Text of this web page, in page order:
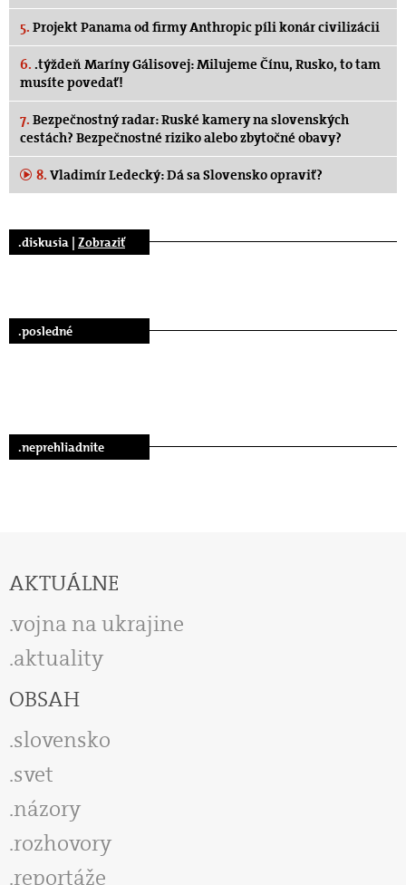
5. Projekt Panama od firmy Anthropic píli konár civilizácii
6. .týždeň Maríny Gálisovej: Milujeme Čínu, Rusko, to tam
musíte povedať!
7. Bezpečnostný radar: Ruské kamery na slovenských
cestách? Bezpečnostné riziko alebo zbytočné obavy?
8. Vladimír Ledecký: Dá sa Slovensko opraviť?
.diskusia | Zobraziť
.posledné
.neprehliadnite
AKTUÁLNE
vojna na ukrajine
aktuality
OBSAH
slovensko
svet
názory
rozhovory
reportáže